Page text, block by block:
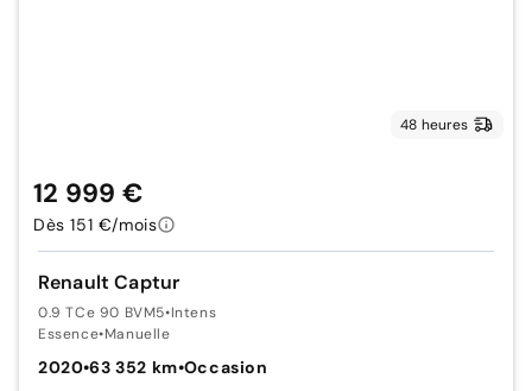
48 heures
Renault Captur
0.9 TCe 90 BVM5•Intens
Essence•Manuelle
2020•63 352 km•Occasion
12 999 €
Dès 151 €/mois